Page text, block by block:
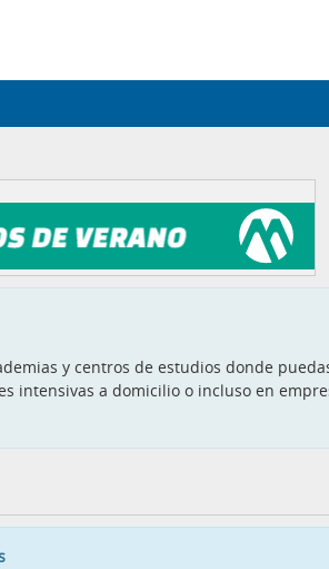
y centros de estudios donde
intensivas a domicilio o incluso en